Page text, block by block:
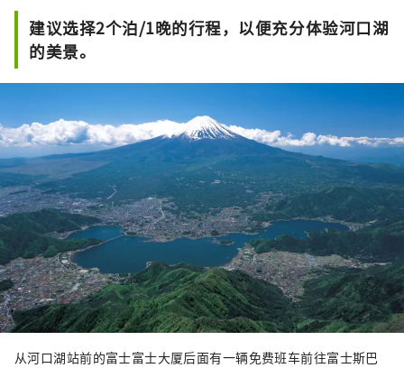
建议选择2个泊/1晚的行程，以便充分体验河口湖
的美景。
从河口湖站前的富士富士大厦后面有一辆免费班车前往富士斯巴